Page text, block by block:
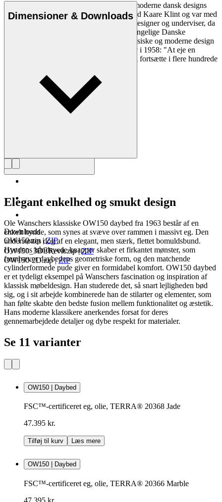
Ole Wanscher er uløseligt forbundet med moderne dansk designs
æstetik og funktionalitet. Han studerede ved Kaare Klint og var med
til at forme dansk møbeldesign både som designer og underviser, da
han overtog Klints professorat ved Det Kongelige Danske
Kunstakademi. Wanschers på én gang klassiske og moderne design
gjorde ham yderst populær. Politiken skrev i 1958: "At eje en
Wanscher stol er et dagligt eventyr, som vil fortsætte i flere hundrede
Læs mere om Ole Wanscher
Dimensioner & Downloads
Downloads
OW150.zip|ZIP
OW150_3DRevit.zip|ZIP
OW150-2D.zip|ZIP
Elegant enkelhed og smukt design
Ole Wanschers klassiske OW150 daybed fra 1963 består af en
enkelt hynde, som synes at svæve over rammen i massivt eg. Den
understøttes dog af en elegant, men stærk, flettet bomuldsbund.
Hyndens håndsyede knapper skaber et firkantet mønster, som
fremhæver daybedens geometriske form, og den matchende
cylinderformede pude giver en formidabel komfort. OW150 daybed
er et tydeligt eksempel på Wanschers fascination og inspiration af
klassisk møbeldesign. Han studerede det, så snart lejligheden bød
sig, og i sit arbejde kombinerede han de stilarter og elementer, som
han følte skabte den bedste fusion mellem funktionalitet og æstetik.
Hans moderne klassikere anerkendes forsat for deres
gennemarbejdede detaljer og dybe respekt for materialer.
Se 11 varianter
OW150 | Daybed
FSC™-certificeret eg, olie, TERRA® 20368 Jade
47.395 kr.
Tilføj til kurv Læs mere
OW150 | Daybed
FSC™-certificeret eg, olie, TERRA® 20366 Marble